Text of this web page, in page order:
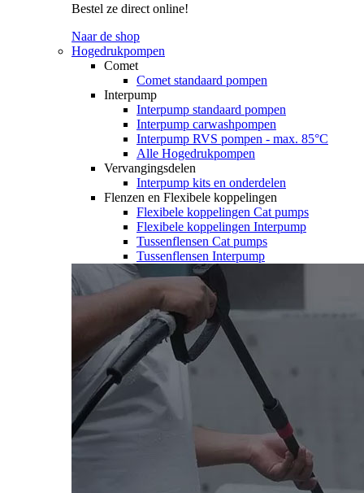
Bestel ze direct online!
Naar de shop
Hogedrukpompen
Comet
Comet standaard pompen
Interpump
Interpump standaard pompen
Interpump carwashpompen
Interpump RVS pompen - max. 85°C
Alle Hogedrukpompen
Vervangingsdelen
Interpump kits en onderdelen
Flenzen en Flexibele koppelingen
Flexibele koppelingen Cat pumps
Flexibele koppelingen Interpump
Tussenflensen Cat pumps
Tussenflensen Interpump